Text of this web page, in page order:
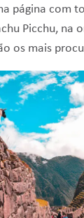
página com
Picchu, na
os mais